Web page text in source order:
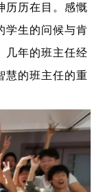
历历在目。感慨
学生的问候与肯
几年的班主任经
慧的班主任的重